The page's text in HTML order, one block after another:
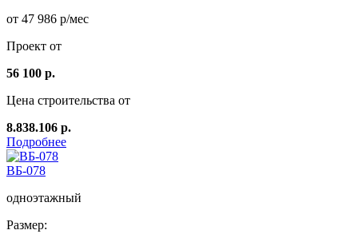
от 47 986 р/мес
Проект от
56 100 р.
Цена строительства от
8.838.106 р.
Подробнее
ВБ-078
одноэтажный
Размер: